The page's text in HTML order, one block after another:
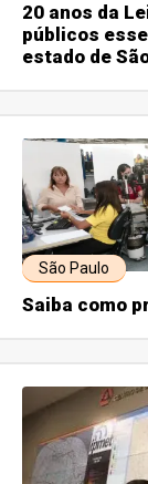
20 anos da
públicos
estado de
São Paulo
Saiba como